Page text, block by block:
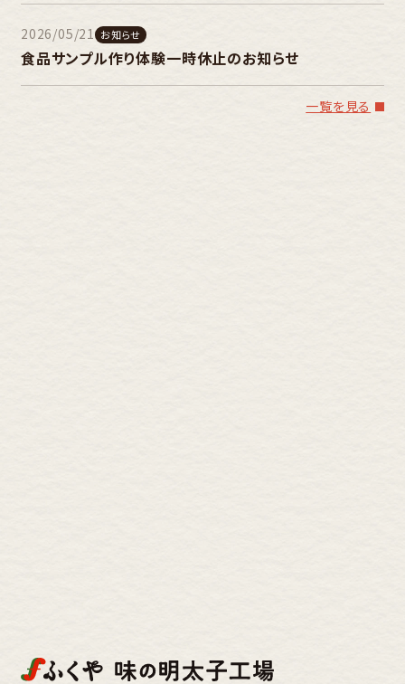
2026/05/21 お知らせ
食品サンプル作り体験一時休止のお知らせ
一覧を見る